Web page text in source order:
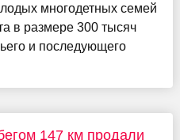
многодетных семей
в размере 300 тысяч
и последующего
147 км продали